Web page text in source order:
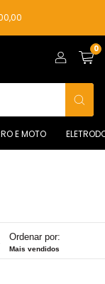
0
E MOTO
Ordenar por:
Mais vendidos